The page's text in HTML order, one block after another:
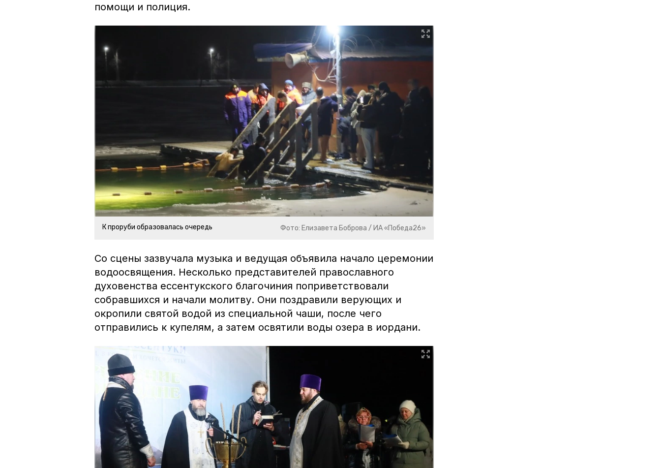
помощи и полиция.
К проруби образовалась очередь Фото: Елизавета Боброва / ИА «Победа26»
Со сцены зазвучала музыка и ведущая объявила начало церемонии
водоосвящения. Несколько представителей православного
духовенства ессентукского благочиния поприветствовали
собравшихся и начали молитву. Они поздравили верующих и
окропили святой водой из специальной чаши, после чего
отправились к купелям, а затем освятили воды озера в иордани.